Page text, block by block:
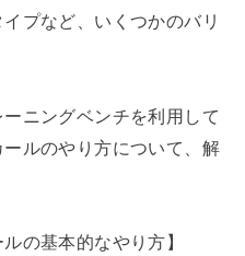
プなど、いくつかのバリ
ニングベンチを利用して
ルのやり方について、解
の基本的なやり方】